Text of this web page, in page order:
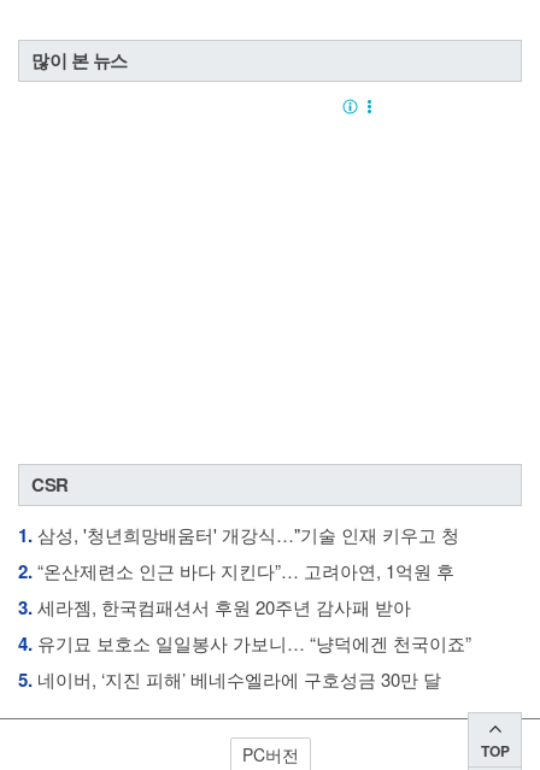
많이 본 뉴스
CSR
1.삼성, '청년희망배움터' 개강식…"기술 인재 키우고 청
2.“온산제련소 인근 바다 지킨다”… 고려아연, 1억원 후
3.세라젬, 한국컴패션서 후원 20주년 감사패 받아
4. 유기묘 보호소 일일봉사 가보니… “냥덕에겐 천국이죠”
5. 네이버, ‘지진 피해’ 베네수엘라에 구호성금 30만 달
PC버전 TOP